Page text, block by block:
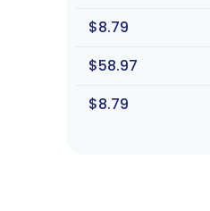
$8.79
$58.97
$8.79